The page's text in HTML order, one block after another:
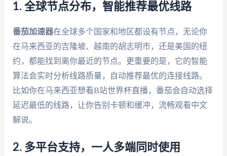
1. 全球节点分布，智能推荐最优线路
番茄加速器在全球多个国家和地区都设有节点，无论你
在马来西亚的吉隆坡、越南的胡志明市，还是美国的纽
约，都能找到离你最近的节点。更重要的是，它的智能
算法会实时分析线路质量，自动推荐最优的连接线路。
比如你在马来西亚想看B站世界杯直播，番茄会自动选择
延迟最低的线路，让你告别卡顿和缓冲，流畅观看中文
解说。
2. 多平台支持，一人多端同时使用